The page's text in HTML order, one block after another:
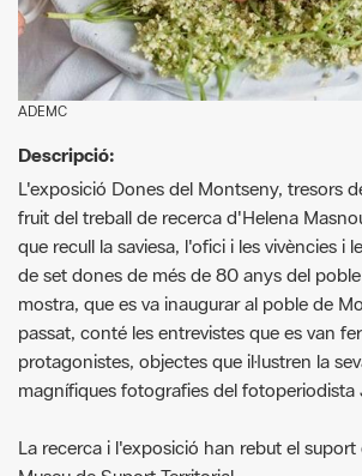
ADEMC
Descripció:
L'exposició Dones del Montseny, tresors
que recull la saviesa, l'ofici i les vivències i
de set dones de més de 80 anys del poble
mostra, que es va inaugurar al poble de
passat, conté les entrevistes que es van
protagonistes, objectes que il·lustren la
magnífiques fotografies del fotoperiodista
La recerca i l'exposició han rebut el suport
Museu de Suport Territorial
L'acte d'inauguració tindrà lloc el dia 8 de